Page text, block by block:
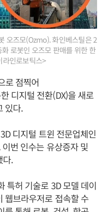
오즈모(Ozmo). 화인베스틸은 2
로봇인 오즈모 판매를 위한 한
라인로보틱스>
로 점찍어
디지털 전환(DX)을 새로
있다.
디지털 트윈 전문업체인
번 인수는 유상증자 및
다.
특허 기술로 3D 모델 데이
웹브라우저로 접속할 수